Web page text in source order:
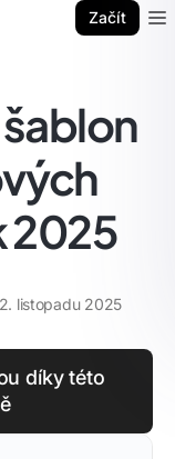
Začít
2025
listopadu 2025
díky této